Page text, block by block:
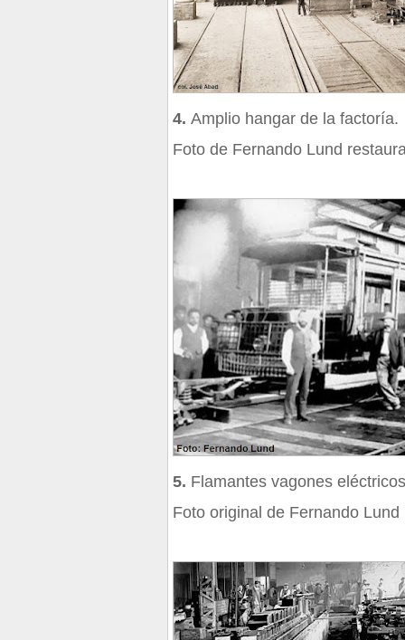
4. Amplio hangar de la factoría.
Foto de Fernando Lund
5. Flamantes vagones
Foto original de Fernando